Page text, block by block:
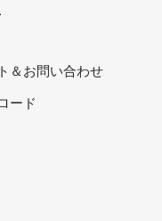
＆お問い合わせ
ード